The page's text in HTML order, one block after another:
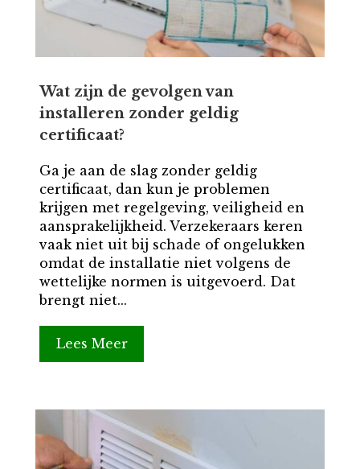
Wat zijn de gevolgen van
installeren zonder geldig
certificaat?
Ga je aan de slag zonder geldig
certificaat, dan kun je problemen
krijgen met regelgeving, veiligheid en
aansprakelijkheid. Verzekeraars keren
vaak niet uit bij schade of ongelukken
omdat de installatie niet volgens de
wettelijke normen is uitgevoerd. Dat
brengt niet...
Lees Meer